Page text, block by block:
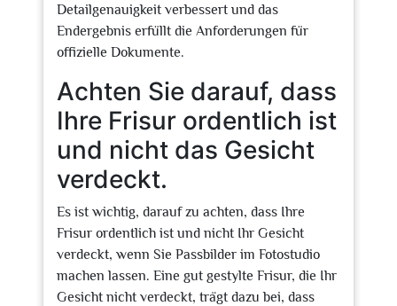
Detailgenauigkeit verbessert und das
Endergebnis erfüllt die Anforderungen für
offizielle Dokumente.
Achten Sie darauf, dass
Ihre Frisur ordentlich ist
und nicht das Gesicht
verdeckt.
Es ist wichtig, darauf zu achten, dass Ihre
Frisur ordentlich ist und nicht Ihr Gesicht
verdeckt, wenn Sie Passbilder im Fotostudio
machen lassen. Eine gut gestylte Frisur, die Ihr
Gesicht nicht verdeckt, trägt dazu bei, dass